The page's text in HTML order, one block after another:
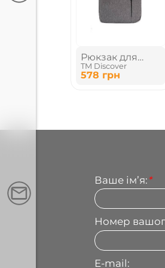
Рюкзак для
ноутбука
TM Discover
578 грн
Ваше імʼя:*
Номер
E-mail: